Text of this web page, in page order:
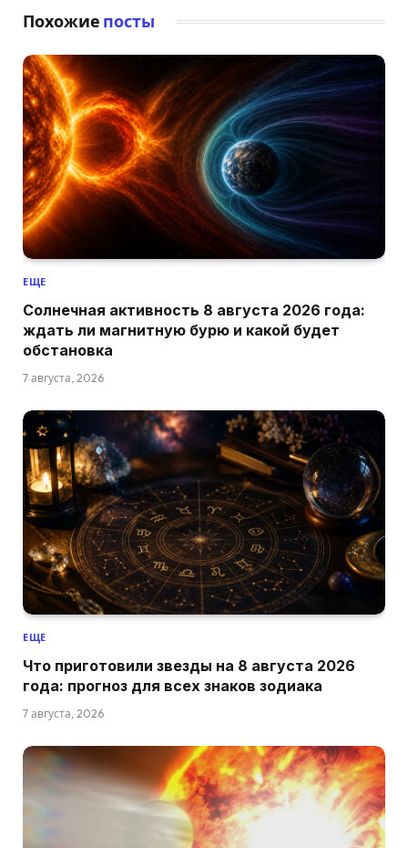
Похожие посты
ЕЩЕ
Солнечная активность 8 августа 2026 года:
ждать ли магнитную бурю и какой будет
обстановка
7 августа, 2026
ЕЩЕ
Что приготовили звезды на 8 августа 2026
года: прогноз для всех знаков зодиака
7 августа, 2026